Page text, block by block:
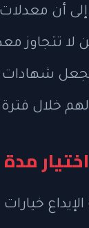
إلى أن
يجعل شهادات
خلال